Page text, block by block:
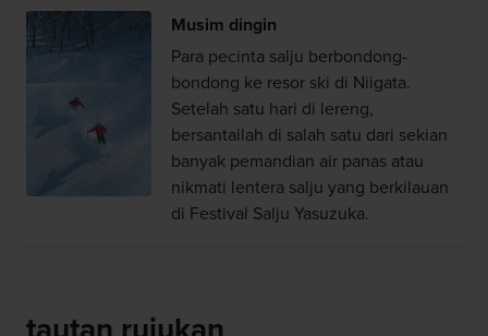
Musim dingin
Para pecinta salju berbondong-
bondong ke resor ski di Niigata.
Setelah satu hari di lereng,
bersantailah di salah satu dari sekian
banyak pemandian air panas atau
nikmati lentera salju yang berkilauan
di Festival Salju Yasuzuka.